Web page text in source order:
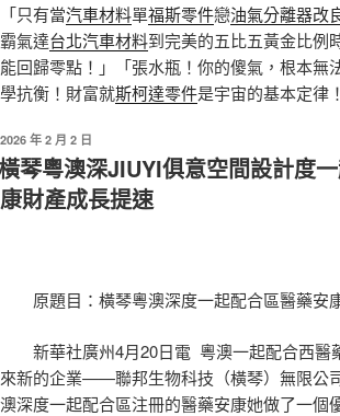
「只有當汽車材料單福斯零件戀油氣分離器改
霸氣達台北汽車材料到完美的五比五黃金比例
能回歸零點！」「張水瓶！你的傻氣，根本無
學抗衡！財富就斯柯達零件是宇宙的基本定律
發
佈
於
2026 年 2 月 2 日
琴粵澳深JIUYI俱意空間設計度
康財產成長提速
原題目：橫琴粵澳深度一起配合區醫藥安
新華社廣州4月20日電 粵澳一起配合西醫
來新的企業——聯邦生物科技（橫琴）無限公
澳深度一起配合區注冊的醫藥安康她做了一個